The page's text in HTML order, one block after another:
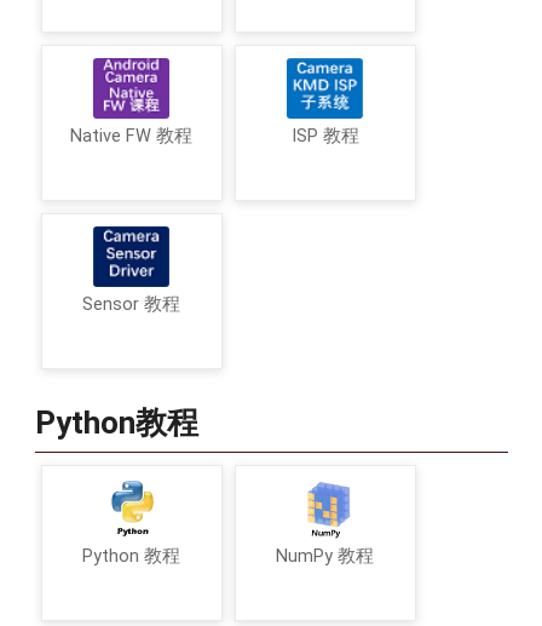
Native FW 教程 ISP 教程
Sensor 教程
Python教程
Python 教程 NumPy 教程